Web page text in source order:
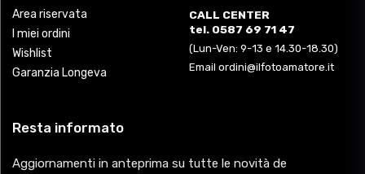
Area riservata
I miei ordini
Wishlist
Garanzia Longeva
CALL CENTER
tel. 0587 69 71 47
(Lun-Ven: 9-13 e 14.30-18.30)
Email ordini@ilfotoamatore.it
Resta informato
Aggiornamenti in anteprima su tutte le novità de